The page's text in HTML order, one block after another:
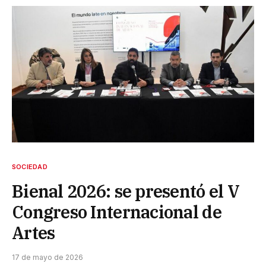
SOCIEDAD
Bienal 2026: se presentó el V
Congreso Internacional de
Artes
17 de mayo de 2026